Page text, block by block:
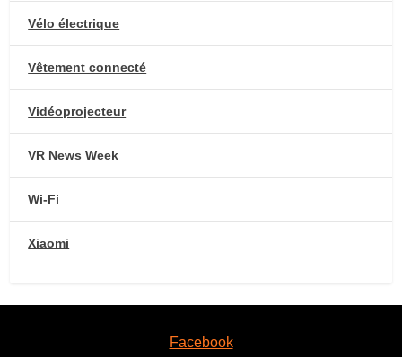
Vélo électrique
Vêtement connecté
Vidéoprojecteur
VR News Week
Wi-Fi
Xiaomi
Facebook